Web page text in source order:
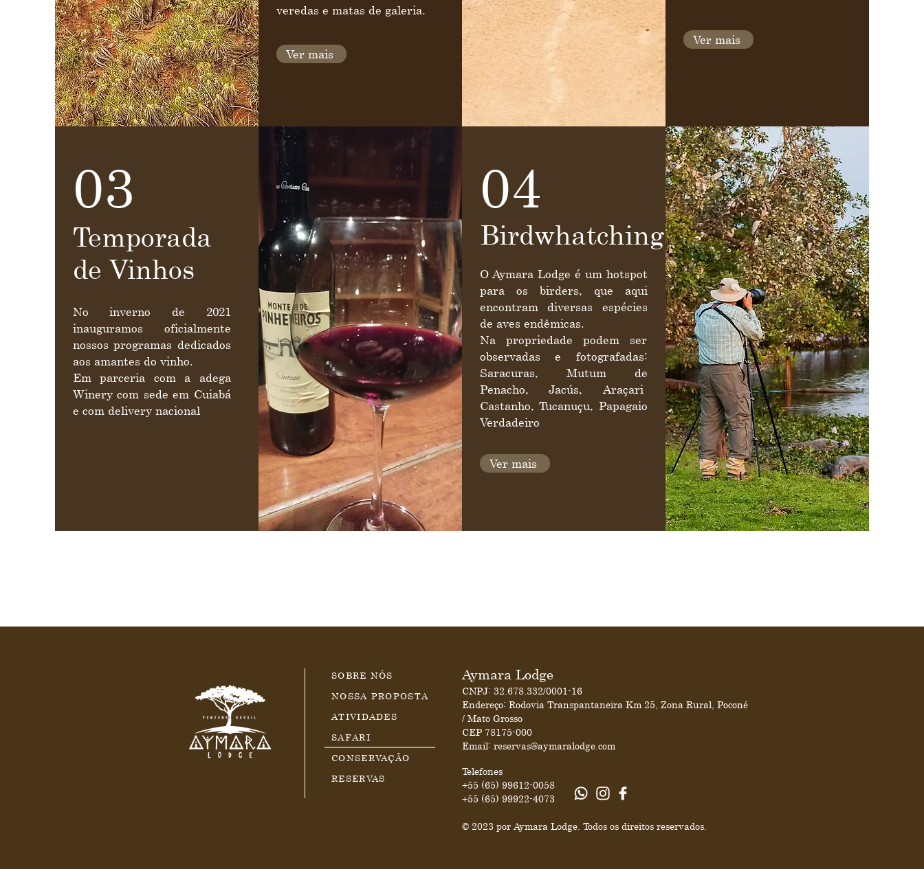
veredas e matas de galeria.
Ver mais
Ver mais
03
Temporada
de Vinhos
No inverno de 2021
inauguramos oficialmente
nossos programas dedicados
aos amantes do vinho.
​Em parceria com a adega
Winery com sede em Cuiabá
e com delivery nacional
04
Birdwhatching
O Aymara Lodge é um hotspot
para os birders, que aqui
encontram diversas espécies
de aves endêmicas.
Na propriedade podem ser
observadas e fotografadas:
Saracuras, Mutum de
Penacho, Jacús, Araçari-
Castanho, Tucanuçu, Papagaio
Verdadeiro
Ver mais
SOBRE NÓS
NOSSA PROPOSTA
ATIVIDADES
SAFARI
CONSERVAÇÃO
RESERVAS
Aymara Lodge
CNPJ: 32.678.332/0001-16
Endereço: Rodovia Transpantaneira Km 25, Zona Rural, Poconé
/ Mato Grosso
CEP 78175-000
Email: reservas@aymaralodge.com
Telefones
+55 (65) 99612-0058
+55 (65) 99922-4073
​© 2023 por Aymara Lodge. Todos os direitos reservados.